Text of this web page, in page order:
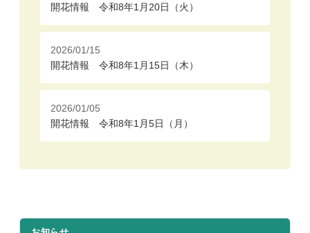
開花情報 令和8年1月20日（火）
2026/01/15
開花情報 令和8年1月15日（木）
2026/01/05
開花情報 令和8年1月5日（月）